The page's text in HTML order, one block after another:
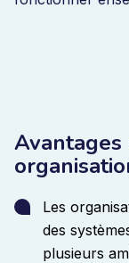
Les
d'incidents et
organisations
de production,
plus tôt et de
tous les sites. En
renforcent le
conformité et
Les
des
plusieurs